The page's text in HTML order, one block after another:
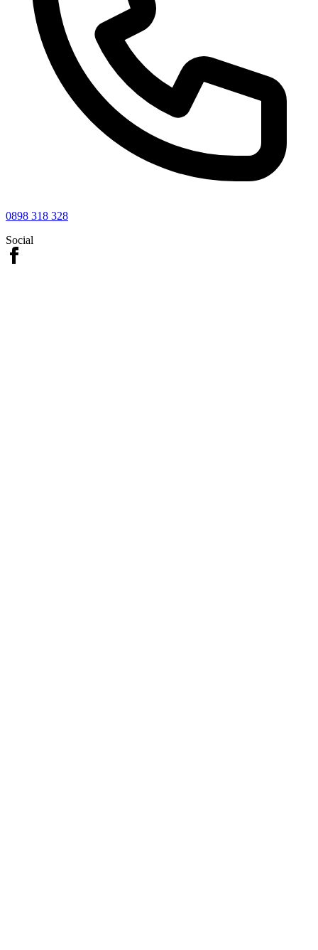
0898 318 328
Social